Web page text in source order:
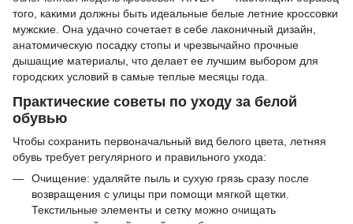
того, какими должны быть идеальные белые летние кроссовки
мужские. Она удачно сочетает в себе лаконичный дизайн,
анатомическую посадку стопы и чрезвычайно прочные
дышащие материалы, что делает ее лучшим выбором для
городских условий в самые теплые месяцы года.
Практические советы по уходу за белой
обувью
Чтобы сохранить первоначальный вид белого цвета, летняя
обувь требует регулярного и правильного ухода:
Очищение: удаляйте пыль и сухую грязь сразу после
возвращения с улицы при помощи мягкой щетки.
Текстильные элементы и сетку можно очищать